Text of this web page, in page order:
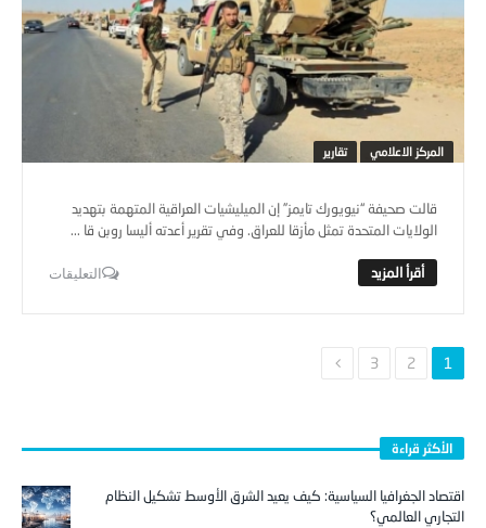
المركز الاعلامي تقارير
قالت صحيفة “نيويورك تايمز” إن الميليشيات العراقية المتهمة بتهديد
الولايات المتحدة تمثل مأزقا للعراق. وفي تقرير أعدته أليسا روبن قا ...
التعليقات
1
2
3
الأكثر قراءة
اقتصاد الجغرافيا السياسية: كيف يعيد الشرق الأوسط تشكيل النظام
التجاري العالمي؟